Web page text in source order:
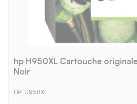
hp H950XL Cartouche
Noir
HP-U950XL